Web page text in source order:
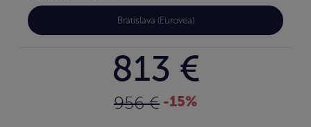
Bratislava (Eurovea)
813 €
956 € -15%